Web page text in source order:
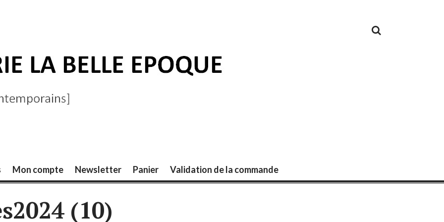
Mon compte Newsletter Panier Validation de la commande
(10)